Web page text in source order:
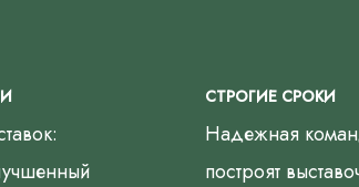
СТРОГИЕ СРОКИ
Надежная
построят